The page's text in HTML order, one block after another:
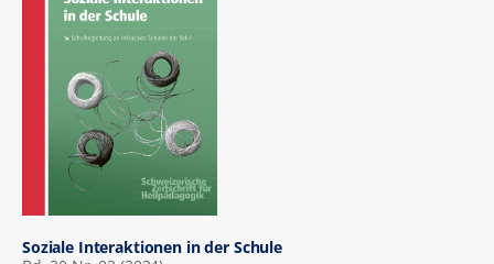
Soziale Interaktionen in der Schule